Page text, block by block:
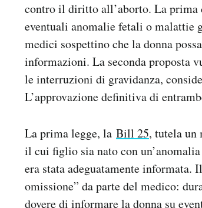
contro il diritto all’aborto. La prima
eventuali anomalie fetali o malattie
medici sospettino che la donna
informazioni. La seconda proposta
le interruzioni di gravidanza,
L’approvazione definitiva di
La prima legge, la Bill 25, tutela un
il cui figlio sia nato con
era stata adeguatamente informata.
omissione” da parte del medico:
dovere di informare la donna su